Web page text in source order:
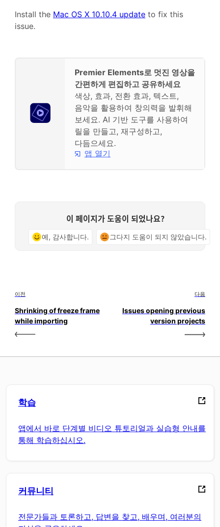
Install the Mac OS X 10.10.4 update to fix this
issue.
Premier Elements로 멋진 영상을
간편하게 편집하고 공유하세요
색상, 효과, 전환 효과, 텍스트,
음악을 활용하여 창의력을 발휘해
보세요. AI 기반 도구를 사용하여
릴을 만들고, 재구성하고,
다듬으세요.
앱 열기
이 페이지가 도움이 되었나요?
예, 감사합니다. 그다지 도움이 되지 않았습니다.
이전
Shrinking of freeze frame
while importing
다음
Issues opening previous
version projects
학습
앱에서 바로 단계별 비디오 튜토리얼과 실습형 안내를
통해 학습하십시오.
커뮤니티
전문가들과 토론하고, 답변을 찾고, 배우며, 여러분의